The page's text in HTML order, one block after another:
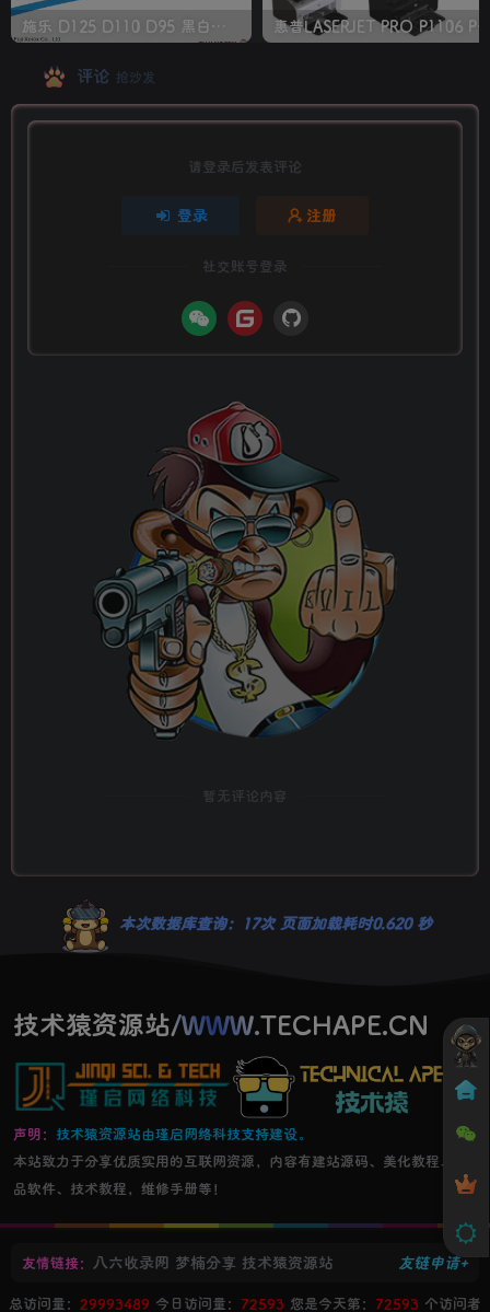
施乐 D125 D110 D95 黑白生产型高速复印机中文维修手册 惠普LASERJET PRO P1106
评论 抢沙发
请登录后发表评论
登录 注册
社交账号登录
暂无评论内容
本次数据库查询：17次 页面加载耗时0.620 秒
技术猿资源站/WWW.TECHAPE.CN
声明： 技术猿资源站由瑾启网络科技支持建设。
本站致力于分享优质实用的互联网资源，内容有建站源码、美化教程、精
品软件、技术教程，维修手册等！
友链申请+
友情链接： 八六收录网 梦楠分享 技术猿资源站
总访问量： 29993489 今日访问量： 72593 您是今天第： 72593 个访问者